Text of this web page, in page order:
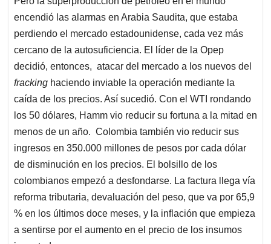
encendió las alarmas en Arabia Saudita, que estaba
perdiendo el mercado estadounidense, cada vez más
cercano de la autosuficiencia. El líder de la Opep
decidió, entonces, atacar del mercado a los nuevos del
fracking haciendo inviable la operación mediante la
caída de los precios. Así sucedió. Con el WTI rondando
los 50 dólares, Hamm vio reducir su fortuna a la mitad en
menos de un año. Colombia también vio reducir sus
ingresos en 350.000 millones de pesos por cada dólar
de disminución en los precios. El bolsillo de los
colombianos empezó a desfondarse. La factura llega vía
reforma tributaria, devaluación del peso, que va por 65,9
% en los últimos doce meses, y la inflación que empieza
a sentirse por el aumento en el precio de los insumos